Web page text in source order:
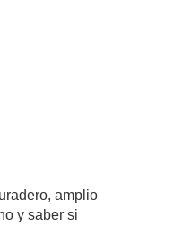
amplio
y saber si